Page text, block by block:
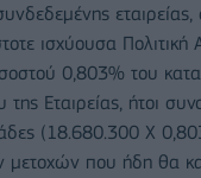
ισχύουσα
0,803% του
Εταιρείας, ήτοι
(18.680.300 Χ
μετοχών που ήδη θα